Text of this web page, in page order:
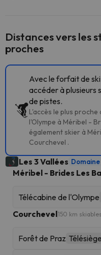
Distances vers les
proches
Avec le forfait de
accéder à
de pistes.
L'accès le plus
l'Olympe à Méribel -
également skier à
Courchevel .
Les 3 Vallées
Méribel - Brides Les
Télécabine de l'Olympe
Courchevel150 km skiables
Forêt de Praz Télésiège